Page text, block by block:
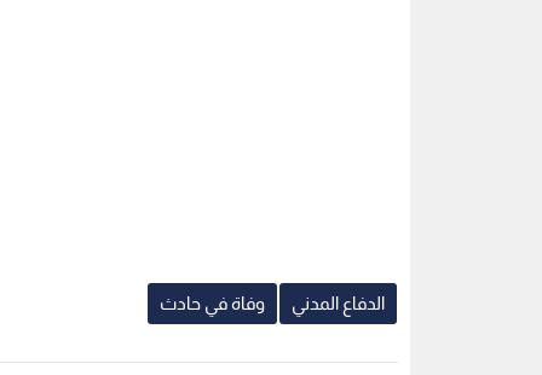
الدفاع المدني وفاة في حادث